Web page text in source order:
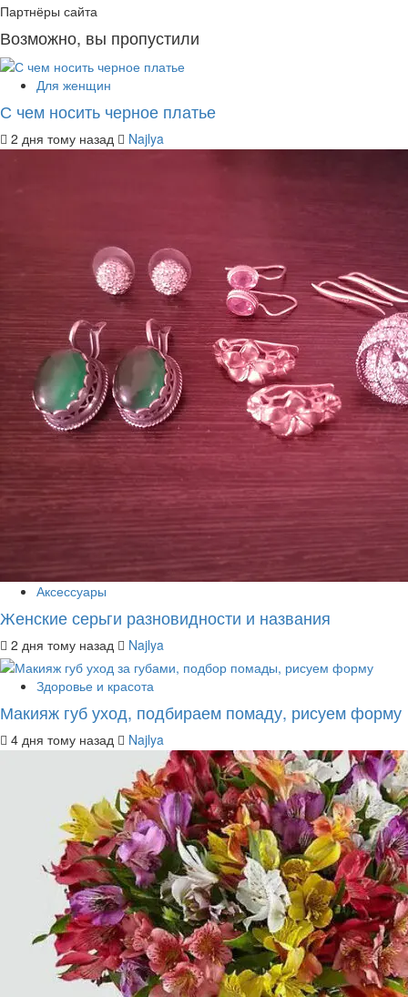
Партнёры сайта
Возможно, вы пропустили
Для женщин
С чем носить черное платье
2 дня тому назад Najlya
Аксессуары
Женские серьги разновидности и названия
2 дня тому назад Najlya
Здоровье и красота
Макияж губ уход, подбираем помаду, рисуем форму
4 дня тому назад Najlya